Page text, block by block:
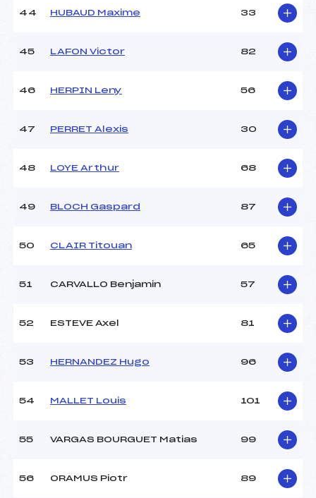
44 HUBAUD Maxime 33
45 LAFON Victor 82
46 HERPIN Leny 56
47 PERRET Alexis 30
48 LOYE Arthur 68
49 BLOCH Gaspard 87
50 CLAIR Titouan 65
51 CARVALLO Benjamin 57
52 ESTEVE Axel 81
53 HERNANDEZ Hugo 96
54 MALLET Louis 101
55 VARGAS BOURGUET Matias 99
56 ORAMUS Piotr 89